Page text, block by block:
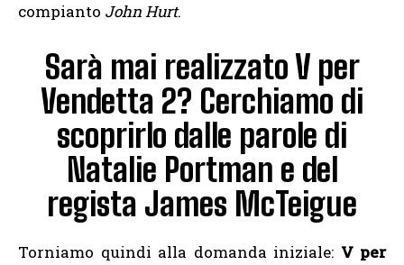
compianto John Hurt.
Sarà mai realizzato V per
Vendetta 2? Cerchiamo di
scoprirlo dalle parole di
Natalie Portman e del
regista James McTeigue
Torniamo quindi alla domanda iniziale: V per